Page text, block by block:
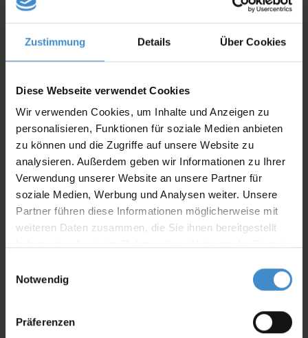
Zustimmung Details Über Cookies
Diese Webseite verwendet Cookies
Wir verwenden Cookies, um Inhalte und Anzeigen zu
personalisieren, Funktionen für soziale Medien anbieten
zu können und die Zugriffe auf unsere Website zu
analysieren. Außerdem geben wir Informationen zu Ihrer
Verwendung unserer Website an unsere Partner für
soziale Medien, Werbung und Analysen weiter. Unsere
Partner führen diese Informationen möglicherweise mit
weiteren Daten zusammen, die Sie ihnen bereitgestellt
Notwendig
Präferenzen
Der digitale Unterputz-Wasserzähler ist passend für Metrona
(MET) und weitere UP-Zähler. Die Wasserzähler sind gemäß
mehr Erfahren